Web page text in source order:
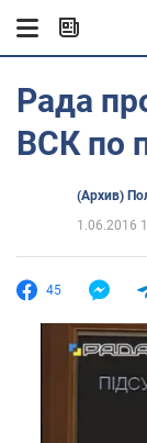
Рада
ВСК по
(Архив)
1.06.2016
45